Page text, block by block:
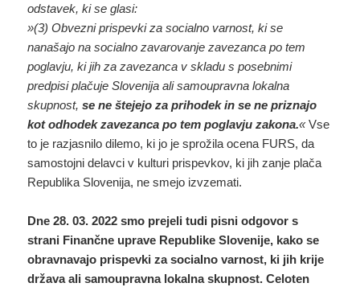
odstavek, ki se glasi:
»(3) Obvezni prispevki za socialno varnost, ki se
nanašajo na socialno zavarovanje zavezanca po tem
poglavju, ki jih za zavezanca v skladu s posebnimi
predpisi plačuje Slovenija ali samoupravna lokalna
skupnost,se ne štejejo za prihodek in se ne priznajo
kot odhodek zavezanca po tem poglavju zakona.«Vse
to je razjasnilo dilemo, ki jo je sprožila ocena FURS, da
samostojni delavci v kulturi prispevkov, ki jih zanje plača
Republika Slovenija, ne smejo izvzemati.
Dne 28. 03. 2022 smo prejeli tudi pisni odgovor s
strani Finančne uprave Republike Slovenije, kako se
obravnavajo prispevki za socialno varnost, ki jih krije
država ali samoupravna lokalna skupnost. Celoten